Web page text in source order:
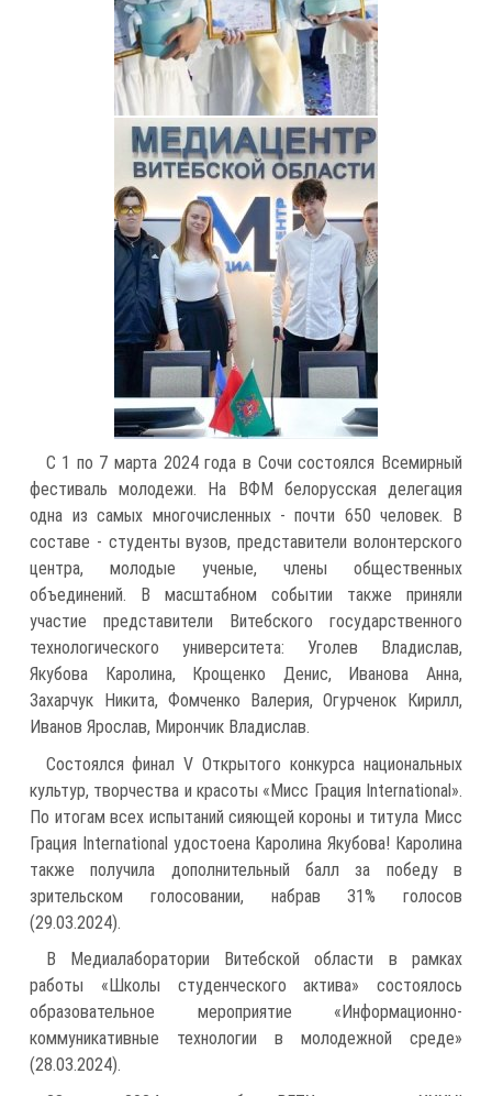
С 1 по 7 марта 2024 года в Сочи состоялся Всемирный
фестиваль молодежи. На ВФМ белорусская делегация
одна из самых многочисленных - почти 650 человек. В
составе - студенты вузов, представители волонтерского
центра, молодые ученые, члены общественных
объединений. В масштабном событии также приняли
участие представители Витебского государственного
технологического университета: Уголев Владислав,
Якубова Каролина, Крощенко Денис, Иванова Анна,
Захарчук Никита, Фомченко Валерия, Огурченок Кирилл,
Иванов Ярослав, Мирончик Владислав.
Состоялся финал V Открытого конкурса национальных
культур, творчества и красоты «Мисс Грация International».
По итогам всех испытаний сияющей короны и титула Мисс
Грация International удостоена Каролина Якубова! Каролина
также получила дополнительный балл за победу в
зрительском голосовании, набрав 31% голосов
(29.03.2024).
В Медиалаборатории Витебской области в рамках
работы «Школы студенческого актива» состоялось
образовательное мероприятие «Информационно-
коммуникативные технологии в молодежной среде»
(28.03.2024).